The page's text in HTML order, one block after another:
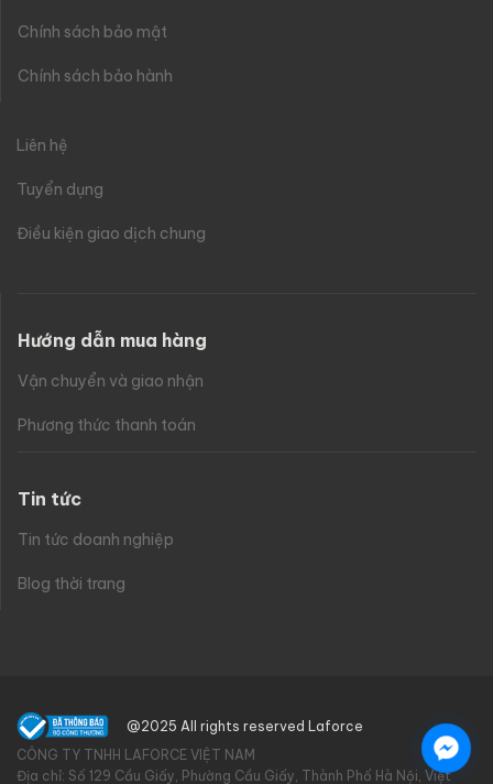
Chính sách bảo mật
Chính sách bảo hành
Liên hệ
Tuyển dụng
Điều kiện giao dịch chung
Hướng dẫn mua hàng
Vận chuyển và giao nhận
Phương thức thanh toán
Tin tức
Tin tức doanh nghiệp
Blog thời trang
@2025 All rights reserved Laforce
CÔNG TY TNHH LAFORCE VIỆT NAM
Địa chỉ: Số 129 Cầu Giấy, Phường Cầu Giấy, Thành Phố Hà Nội, Việt